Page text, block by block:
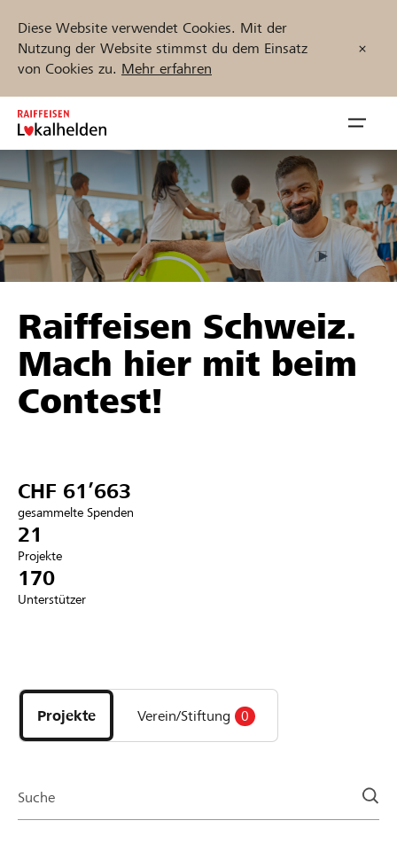
Diese Website verwendet Cookies. Mit der
Nutzung der Website stimmst du dem Einsatz
von Cookies zu. Mehr erfahren
Zum
Inhalt
springen
öffnen
Unterstützen
Hilfe & Support
Anmelden
Registrieren
Projekte und Organisationen finden
Jetzt starten
Raiffeisen Schweiz.
Mach hier mit beim
Contest!
CHF 61’663
gesammelte Spenden
21
Projekte
170
Unterstützer
Projekte
und
Organisationen
Projekte Verein/Stiftung 0
Suche